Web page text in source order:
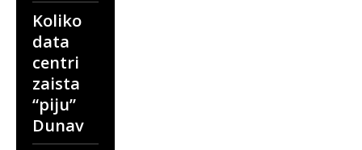
Koliko
data
centri
zaista
“piju”
Dunav